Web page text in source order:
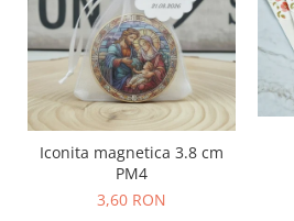
Iconita magnetica 3.8 cm
PM4
3,60 RON